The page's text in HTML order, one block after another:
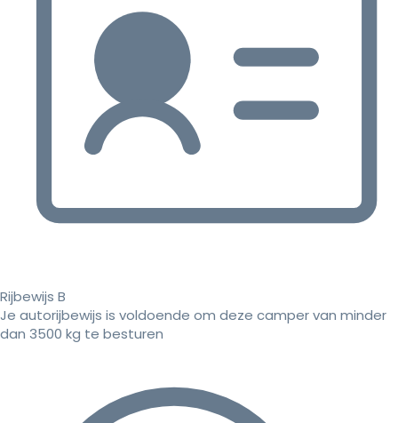
Rijbewijs B
Je autorijbewijs is voldoende om deze camper van minder
dan 3500 kg te besturen